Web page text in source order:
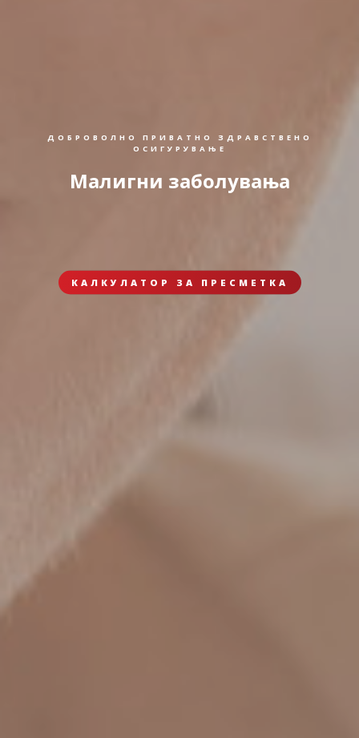
ДОБРОВОЛНО ПРИВАТНО ЗДРАВСТВЕНО
ОСИГУРУВАЊЕ
Малигни заболувања
КАЛКУЛАТОР ЗА ПРЕСМЕТКА